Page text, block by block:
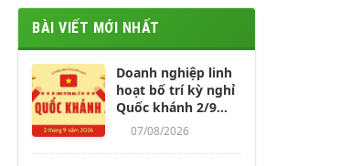
BÀI VIẾT MỚI NHẤT
Doanh nghiệp linh
hoạt bố trí kỳ nghỉ
Quốc khánh 2/9
kéo dài 4-5 ngày
07/08/2026